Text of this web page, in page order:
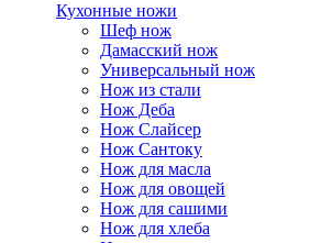
Кухонные ножи
Шеф нож
Дамасский нож
Универсальный нож
Нож из стали
Нож Деба
Нож Слайсер
Нож Сантоку
Нож для масла
Нож для овощей
Нож для сашими
Нож для хлеба